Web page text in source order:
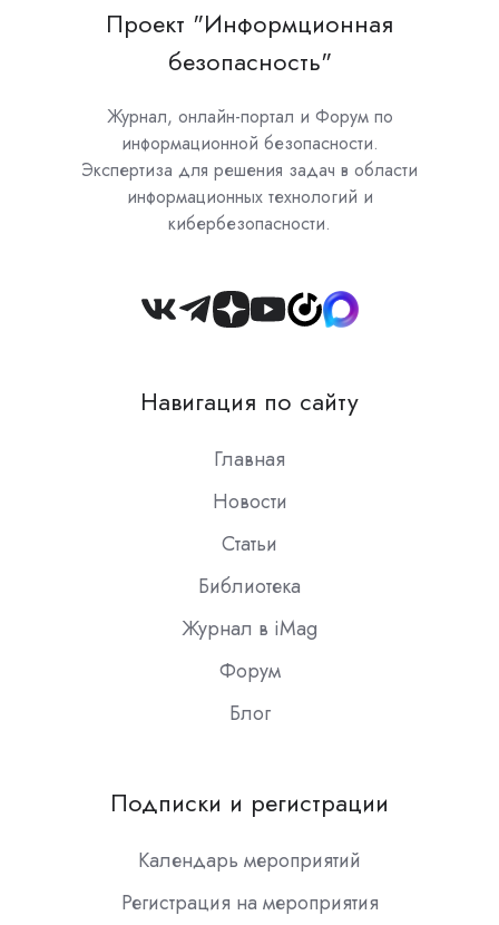
Проект "Информционная
безопасность"
Журнал, онлайн-портал и Форум по
информационной безопасности.
Экспертиза для решения задач в области
информационных технологий и
кибербезопасности.
Join
Slack
Навигация по сайту
Главная
Новости
Статьи
Библиотека
Журнал в iMag
Форум
Блог
Подписки и регистрации
Календарь мероприятий
Регистрация на мероприятия